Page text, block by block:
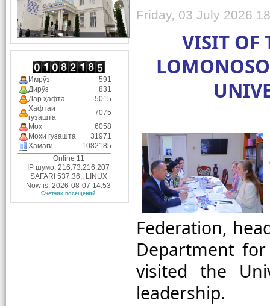
Имрӯз
591
Дирӯз
831
Дар ҳафта
5015
Хафтаи
гузашта
7075
Моҳ
6058
Моҳи гузашта
31971
Ҳамагӣ
1082185
Online 11
IP шумо: 216.73.216.207
SAFARI 537.36;, LINUX
Now is: 2026-08-07 14:53
Счетчик посещений
Friday, 03 July 2026
VISIT OF
Federation,
Department
visited the